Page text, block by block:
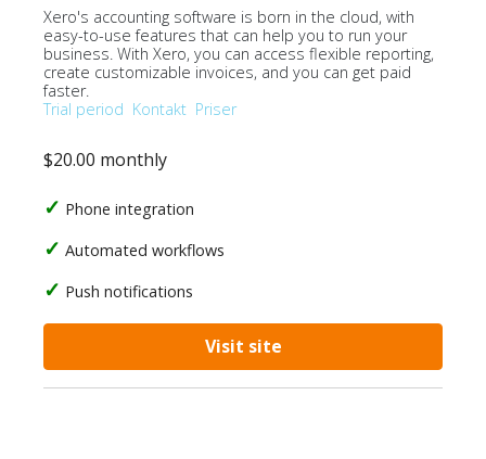
Xero's accounting software is born in the cloud, with
easy-to-use features that can help you to run your
business. With Xero, you can access flexible reporting,
create customizable invoices, and you can get paid
faster.
Trial period Kontakt Priser
$20.00 monthly
Phone integration
Automated workflows
Push notifications
Visit site